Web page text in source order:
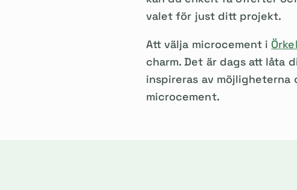
valet för just ditt projekt.
Att välja microcement i
charm. Det är dags att låta
inspireras av
microcement.